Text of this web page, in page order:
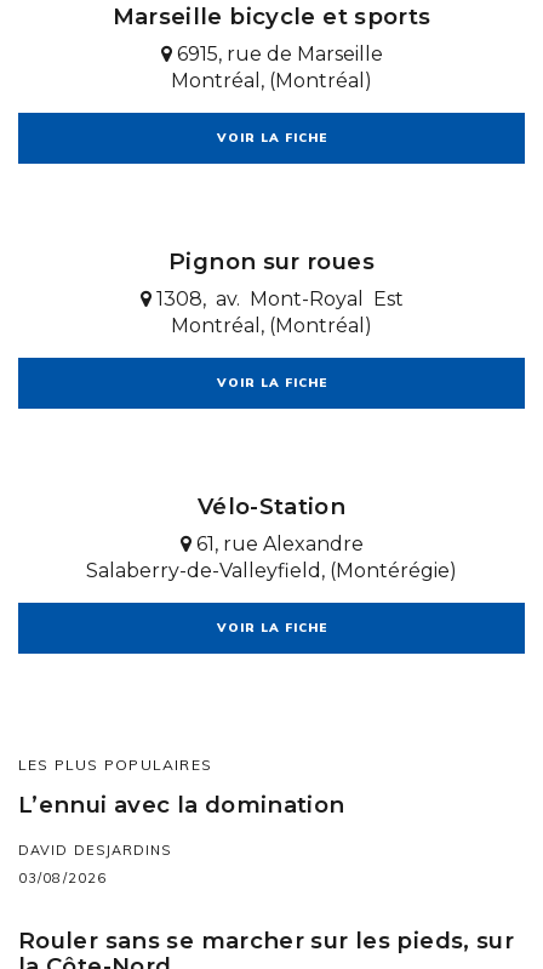
Marseille bicycle et sports
6915, rue de Marseille
Montréal, (Montréal)
VOIR LA FICHE
Pignon sur roues
1308, av. Mont-Royal Est
Montréal, (Montréal)
VOIR LA FICHE
Vélo-Station
61, rue Alexandre
Salaberry-de-Valleyfield, (Montérégie)
VOIR LA FICHE
LES PLUS POPULAIRES
L’ennui avec la domination
DAVID DESJARDINS
03/08/2026
Rouler sans se marcher sur les pieds, sur